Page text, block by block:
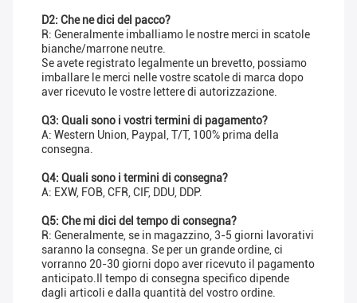
D2: Che ne dici del pacco?
R: Generalmente imballiamo le nostre merci in scatole
bianche/marrone neutre.
Se avete registrato legalmente un brevetto, possiamo
imballare le merci nelle vostre scatole di marca dopo
aver ricevuto le vostre lettere di autorizzazione.
Q3: Quali sono i vostri termini di pagamento?
A: Western Union, Paypal, T/T, 100% prima della
consegna.
Q4: Quali sono i termini di consegna?
A: EXW, FOB, CFR, CIF, DDU, DDP.
Q5: Che mi dici del tempo di consegna?
R: Generalmente, se in magazzino, 3-5 giorni lavorativi
saranno la consegna. Se per un grande ordine, ci
vorranno 20-30 giorni dopo aver ricevuto il pagamento
anticipato.Il tempo di consegna specifico dipende
dagli articoli e dalla quantità del vostro ordine.